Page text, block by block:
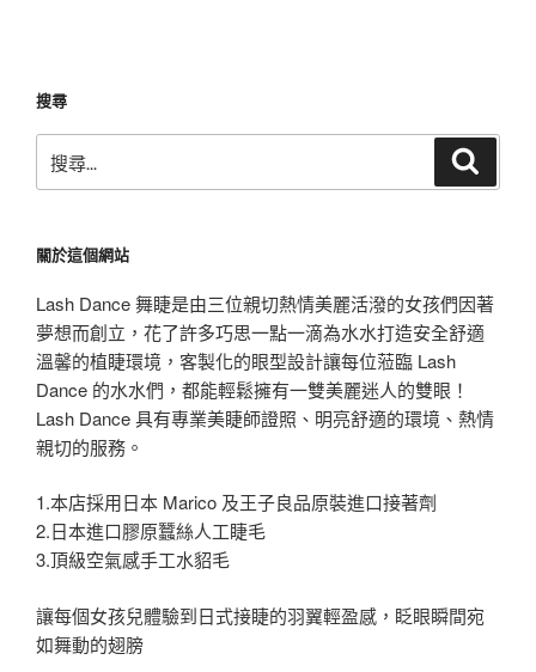
搜尋
尋
字:
關於這個網站
Lash Dance 舞睫是由三位親切熱情美麗活潑的女孩們因著
夢想而創立，花了許多巧思一點一滴為水水打造安全舒適
溫馨的植睫環境，客製化的眼型設計讓每位蒞臨 Lash
Dance 的水水們，都能輕鬆擁有一雙美麗迷人的雙眼！
Lash Dance 具有專業美睫師證照、明亮舒適的環境、熱情
親切的服務。
1.本店採用日本 Marico 及王子良品原裝進口接著劑
2.日本進口膠原蠶絲人工睫毛
3.頂級空氣感手工水貂毛
讓每個女孩兒體驗到日式接睫的羽翼輕盈感，眨眼瞬間宛
如舞動的翅膀